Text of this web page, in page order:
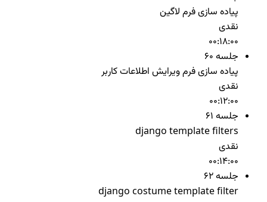
پیاده سازی فرم لاگین
نقدی
00:18:00
جلسه 60
پیاده سازی فرم ویرایش اطلاعات کاربر
نقدی
00:12:00
جلسه 61
django template filters
نقدی
00:14:00
جلسه 62
django costume template filter